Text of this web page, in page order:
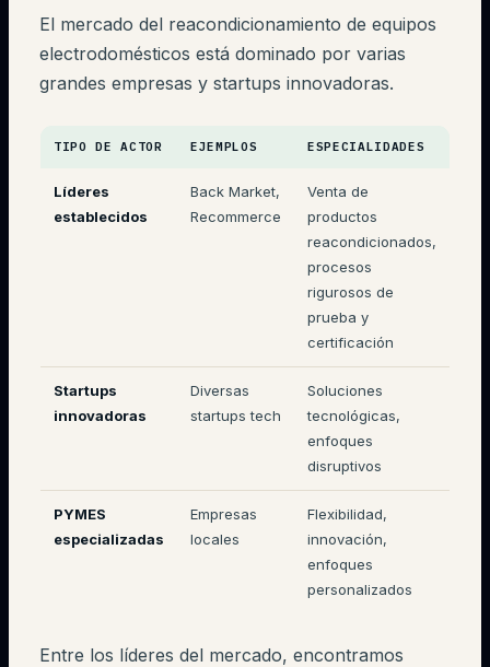
El mercado del reacondicionamiento de equipos
electrodomésticos está dominado por varias
grandes empresas y startups innovadoras.
TIPO DE ACTOR EJEMPLOS ESPECIALIDADES
Líderes
establecidos
Back Market,
Recommerce
Venta de
productos
reacondicionados,
procesos
rigurosos de
prueba y
certificación
Startups
innovadoras
Diversas
startups tech
Soluciones
tecnológicas,
enfoques
disruptivos
PYMES
especializadas
Empresas
locales
Flexibilidad,
innovación,
enfoques
personalizados
Entre los líderes del mercado, encontramos